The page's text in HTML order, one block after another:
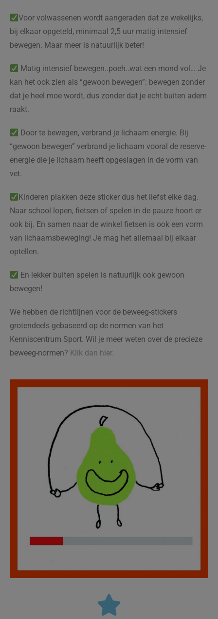
Voor volwassenen wordt aangeraden dat ze wekelijks,
bij elkaar opgeteld, minimaal 2,5 uur matig intensief
bewegen. Maar meer is natuurlijk beter!
Matig intensief bewegen..poeh..wat een mond vol… Je
kan het ook zien als “gewoon bewegen”: bewegen zonder
dat je heel moe wordt, dus zonder dat je echt buiten adem
raakt.
Door te bewegen, verbrand je lichaam energie. Bij
“gewoon bewegen” verbrand je lichaam vooral de reserve-
energie die je lichaam heeft opgeslagen in de vorm van
vet.
Kinderen plakken deze sticker dus het liefst elke dag.
Naar school lopen, fietsen of spelen in de pauze hoort er
ook bij. En samen naar de winkel fietsen is ook een vorm
van lichaamsbeweging! Je mag het allemaal bij elkaar
optellen.
En lekker buiten spelen is natuurlijk ook gewoon
bewegen!
We hebben de richtlijnen voor de beweeg-stickers
grotendeels gebaseerd op de normen van het
Kenniscentrum Sport. Wil je meer weten over de precieze
beweeg-normen? Klik dan hier.